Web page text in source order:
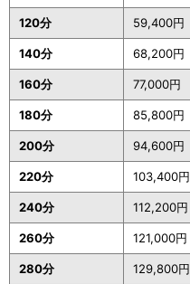
120分 59,400円
140分 68,200円
160分 77,000円
180分 85,800円
200分 94,600円
220分 103,400円
240分 112,200円
260分 121,000円
280分 129,800円